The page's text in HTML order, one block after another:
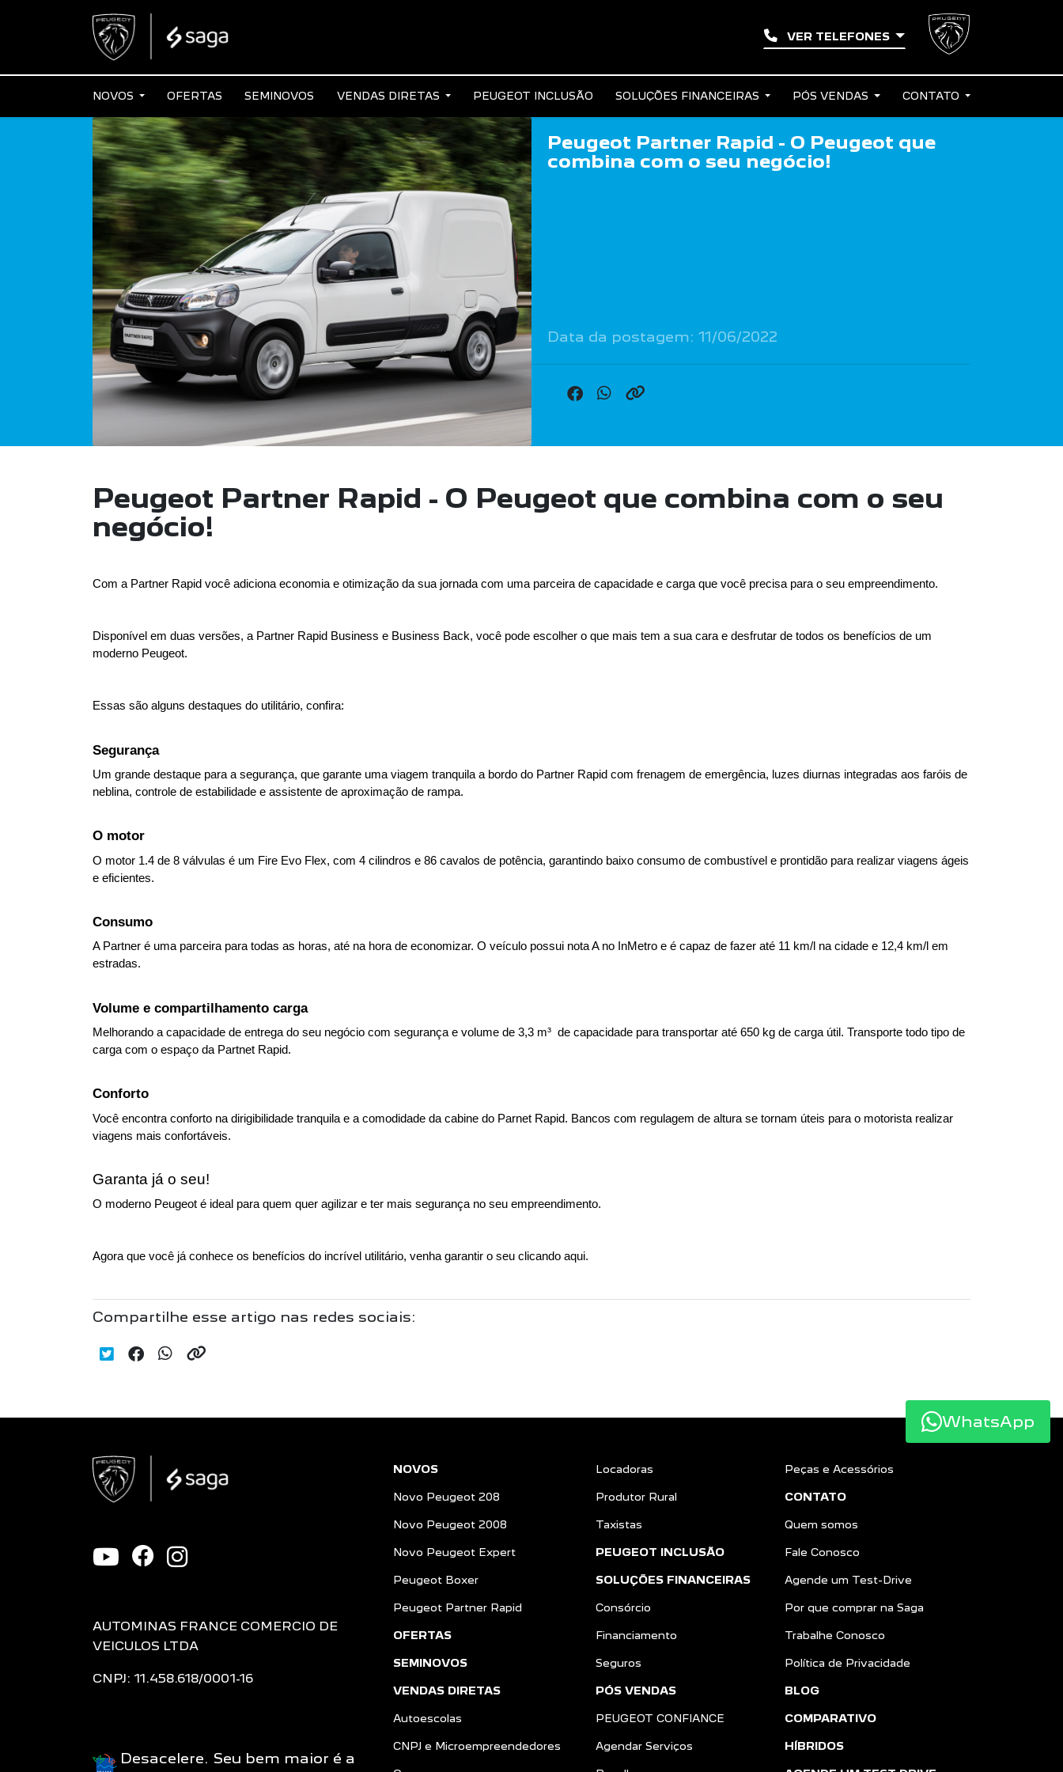
VER TELEFONES
NOVOS OFERTAS SEMINOVOS VENDAS DIRETAS PEUGEOT INCLUSÃO SOLUÇÕES FINANCEIRAS PÓS VENDAS CONTATO
Peugeot Partner Rapid - O Peugeot que
combina com o seu negócio!
Data da postagem: 11/06/2022
Peugeot Partner Rapid - O Peugeot que combina com o seu
negócio!
Com a Partner Rapid você adiciona economia e otimização da sua jornada com uma parceira de capacidade e carga que você precisa para o seu empreendimento.
Disponível em duas versões, a Partner Rapid Business e Business Back, você pode escolher o que mais tem a sua cara e desfrutar de todos os benefícios de um
moderno Peugeot.
Essas são alguns destaques do utilitário, confira:
Segurança
Um grande destaque para a segurança, que garante uma viagem tranquila a bordo do Partner Rapid com frenagem de emergência, luzes diurnas integradas aos faróis de
neblina, controle de estabilidade e assistente de aproximação de rampa.
O motor
O motor 1.4 de 8 válvulas é um Fire Evo Flex, com 4 cilindros e 86 cavalos de potência, garantindo baixo consumo de combustível e prontidão para realizar viagens ágeis
e eficientes.
Consumo
A Partner é uma parceira para todas as horas, até na hora de economizar. O veículo possui nota A no InMetro e é capaz de fazer até 11 km/l na cidade e 12,4 km/l em
estradas.
Volume e compartilhamento carga
Melhorando a capacidade de entrega do seu negócio com segurança e volume de 3,3 m³  de capacidade para transportar até 650 kg de carga útil. Transporte todo tipo de
carga com o espaço da Partnet Rapid.
Conforto
Você encontra conforto na dirigibilidade tranquila e a comodidade da cabine do Parnet Rapid. Bancos com regulagem de altura se tornam úteis para o motorista realizar
viagens mais confortáveis.
Garanta já o seu!
O moderno Peugeot é ideal para quem quer agilizar e ter mais segurança no seu empreendimento.
Agora que você já conhece os benefícios do incrível utilitário, venha garantir o seu clicando aqui.
Compartilhe esse artigo nas redes sociais:
AUTOMINAS FRANCE COMERCIO DE
VEICULOS LTDA
CNPJ: 11.458.618/0001-16
Desacelere. Seu bem maior é a
NOVOS
Novo Peugeot 208
Novo Peugeot 2008
Novo Peugeot Expert
Peugeot Boxer
Peugeot Partner Rapid
OFERTAS
SEMINOVOS
VENDAS DIRETAS
Autoescolas
CNPJ e Microempreendedores
Locadoras
Produtor Rural
Taxistas
PEUGEOT INCLUSÃO
SOLUÇÕES FINANCEIRAS
Consórcio
Financiamento
Seguros
PÓS VENDAS
PEUGEOT CONFIANCE
Agendar Serviços
Peças e Acessórios
CONTATO
Quem somos
Fale Conosco
Agende um Test-Drive
Por que comprar na Saga
Trabalhe Conosco
Política de Privacidade
BLOG
COMPARATIVO
HÍBRIDOS
WhatsApp